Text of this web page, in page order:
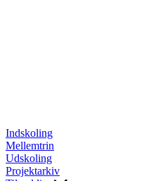
Indskoling
Mellemtrin
Udskoling
Projektarkiv